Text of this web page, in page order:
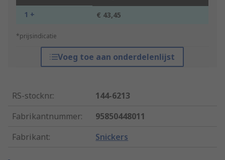
1 + € 43,45
*prijsindicatie
Voeg toe aan onderdelenlijst
RS-stocknr.:
144-6213
Fabrikantnummer:
95850448011
Fabrikant: Snickers